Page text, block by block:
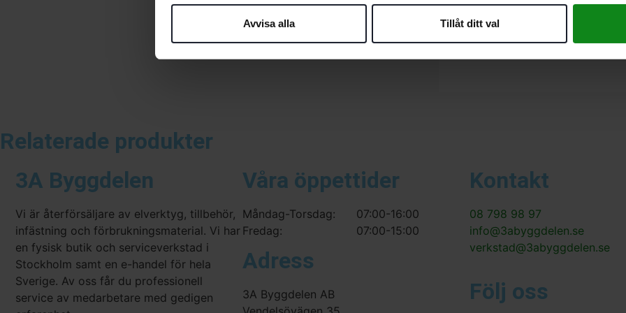
Avvisa alla Tillåt ditt val
Bli först med att recensera
Du måste vara
för
Relaterade produkter
3A Byggdelen
Vi är återförsäljare av elverktyg, tillbehör,
infästning och förbrukningsmaterial. Vi har
en fysisk butik och serviceverkstad i
Stockholm samt en e-handel för hela
Sverige. Av oss får du professionell
service av medarbetare med gedigen
Våra öppettider
Måndag-Torsdag:
Fredag:
07:00-16:00
07:00-15:00
Adress
3A Byggdelen AB
Kontakt
08 798 98 97
info@3abyggdelen.se
verkstad@3abyggdelen.se
Följ oss